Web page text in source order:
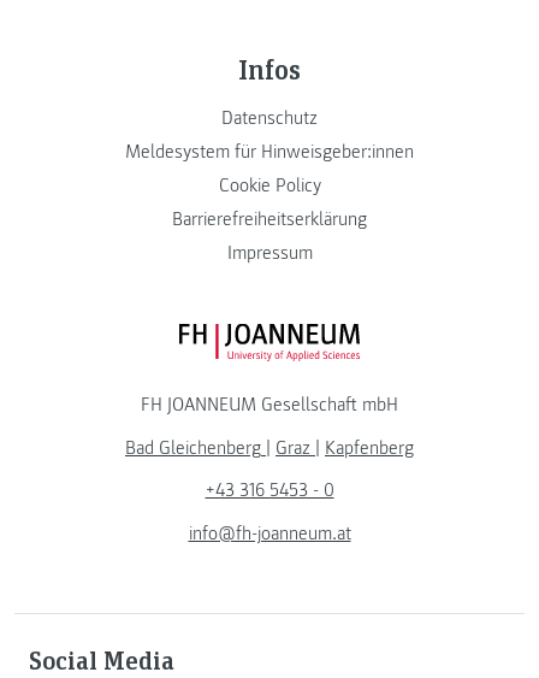
Infos
Datenschutz
Meldesystem für Hinweisgeber:innen
Cookie Policy
Barrierefreiheitserklärung
Impressum
FH JOANNEUM Logo
FH JOANNEUM Gesellschaft mbH
Bad Gleichenberg | Graz | Kapfenberg
+43 316 5453 - 0
info@fh-joanneum.at
Social Media